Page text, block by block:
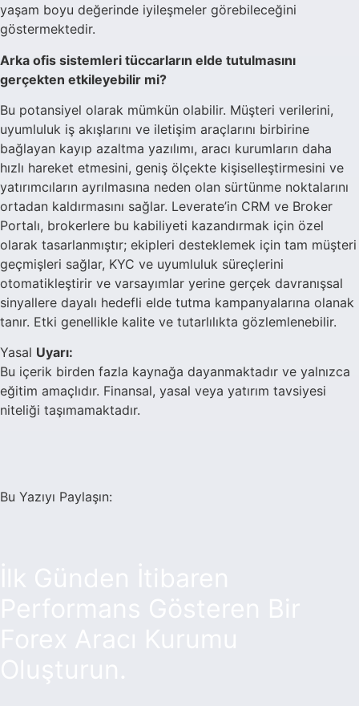
yaşam boyu değerinde iyileşmeler görebileceğini
göstermektedir.
Arka ofis sistemleri tüccarların elde tutulmasını
gerçekten etkileyebilir mi?
Bu potansiyel olarak mümkün olabilir. Müşteri verilerini,
uyumluluk iş akışlarını ve iletişim araçlarını birbirine
bağlayan kayıp azaltma yazılımı, aracı kurumların daha
hızlı hareket etmesini, geniş ölçekte kişiselleştirmesini ve
yatırımcıların ayrılmasına neden olan sürtünme noktalarını
ortadan kaldırmasını sağlar. Leverate’in CRM ve Broker
Portalı, brokerlere bu kabiliyeti kazandırmak için özel
olarak tasarlanmıştır; ekipleri desteklemek için tam müşteri
geçmişleri sağlar, KYC ve uyumluluk süreçlerini
otomatikleştirir ve varsayımlar yerine gerçek davranışsal
sinyallere dayalı hedefli elde tutma kampanyalarına olanak
tanır. Etki genellikle kalite ve tutarlılıkta gözlemlenebilir.
Yasal Uyarı:
Bu içerik birden fazla kaynağa dayanmaktadır ve yalnızca
eğitim amaçlıdır. Finansal, yasal veya yatırım tavsiyesi
niteliği taşımamaktadır.
Bu Yazıyı Paylaşın: